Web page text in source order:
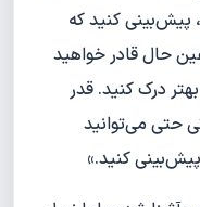
پیش‌بینی کنید که
حال قادر خواهید
درک کنید. قدر
حتی می‌توانید
پیش‌بینی کنید.»